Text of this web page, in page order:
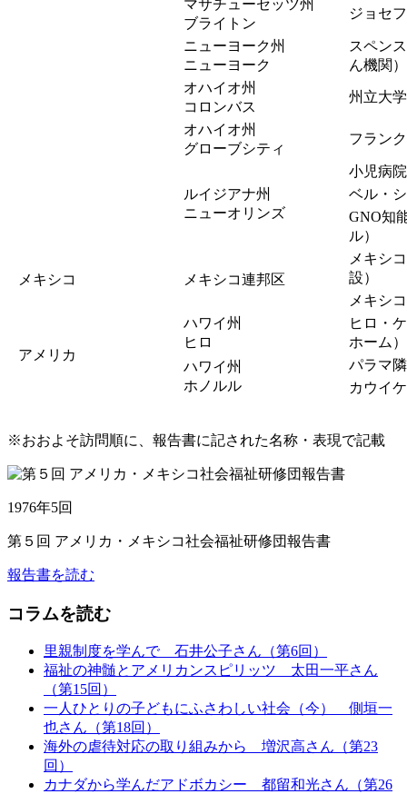
マサチューセッツ州
ブライトン
ジョセ
ニューヨーク州
ニューヨーク
スペン
ん機関）
オハイオ州
コロンバス
州立大
オハイオ州
グローブシティ
フラン
ルイジアナ州
ニューオリンズ
小児病
ベル・
GNO知
ル）
メキシコ メキシコ連邦区
メキシ
設）
メキシ
アメリカ
ハワイ州
ヒロ
ヒロ・
ホーム）
ハワイ州
ホノルル
パラマ
カウイ
※おおよそ訪問順に、報告書に記された名称・表現で記載
1976年5回
第５回 アメリカ・メキシコ社会福祉研修団報告書
報告書を読む
コラムを読む
里親制度を学んで 石井公子さん（第6回）
福祉の神髄とアメリカンスピリッツ 太田一平さん
（第15回）
一人ひとりの子どもにふさわしい社会（今） 側垣一
也さん（第18回）
海外の虐待対応の取り組みから 増沢高さん（第23
回）
カナダから学んだアドボカシー 都留和光さん（第26